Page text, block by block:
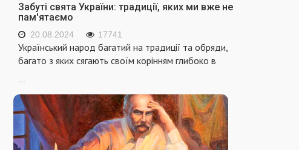
Забуті свята України: традиції, яких ми вже не
пам'ятаємо
20.08.2024 17741
Український народ багатий на традиції та обряди,
багато з яких сягають своїм корінням глибоко в
...